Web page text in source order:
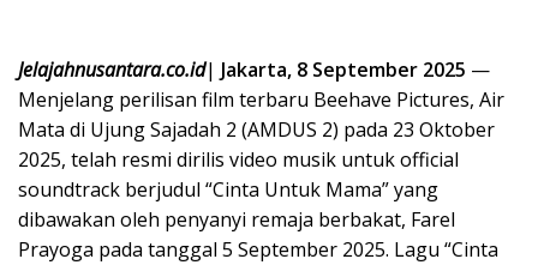
Jelajahnusantara.co.id| Jakarta, 8 September 2025 —
Menjelang perilisan film terbaru Beehave Pictures, Air
Mata di Ujung Sajadah 2 (AMDUS 2) pada 23 Oktober
2025, telah resmi dirilis video musik untuk official
soundtrack berjudul “Cinta Untuk Mama” yang
dibawakan oleh penyanyi remaja berbakat, Farel
Prayoga pada tanggal 5 September 2025. Lagu “Cinta